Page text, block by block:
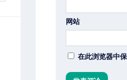
网站
在此浏览器中